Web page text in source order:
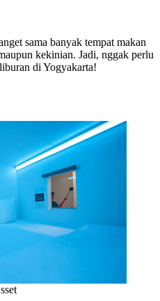
sama banyak tempat makan
kekinian. Jadi, nggak perlu
di Yogyakarta!